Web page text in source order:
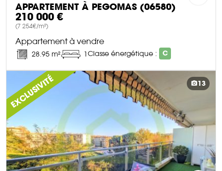
APPARTEMENT À PEGOMAS (06580)
210 000 €
(7 254€/m²)
Appartement à vendre
28.95 m² 1Classe énergétique : C
DÉCOUVRIR CE BIEN
EXCLUSIVITÉ 13